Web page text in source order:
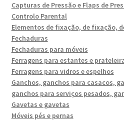
Capturas de Pressão e Flaps de
Controlo Parental
Elementos de fixação, de fixação,
Fechaduras
Fechaduras para móveis
Ferragens para estantes e
Ferragens para vidros e espelhos
Ganchos, ganchos para casacos,
ganchos para serviços pesados,
Gavetas e gavetas
Móveis pés e pernas